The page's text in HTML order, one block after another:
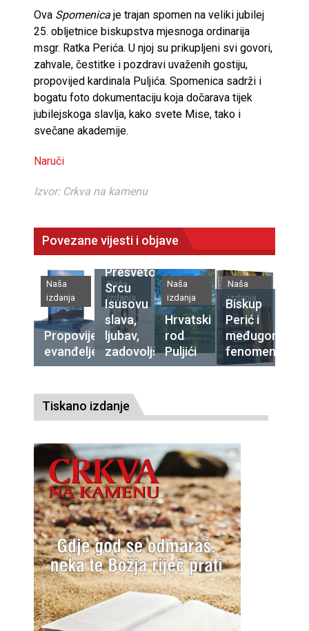
Ova Spomenica je trajan spomen na veliki jubilej
25. obljetnice biskupstva mjesnoga ordinarija
msgr. Ratka Perića. U njoj su prikupljeni svi govori,
zahvale, čestitke i pozdravi uvaženih gostiju,
propovijed kardinala Puljića. Spomenica sadrži i
bogatu foto dokumentaciju koja dočarava tijek
jubilejskoga slavlja, kako svete Mise, tako i
svečane akademije.
Naruči
Izvor: Crkva na kamenu
Povezane vijesti i objave
Naša
izdanja
Propovijedajte
evanđelje
Naša
izdanja
Presvetomu
Srcu
Isusovu
slava,
ljubav,
zadovoljština
Naša
izdanja
Hrvatski
rod
Puljići
Naša
izdanja
Biskup
Perić i
međugorski
fenomen
Tiskano izdanje